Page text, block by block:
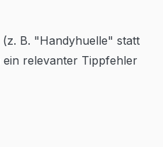
B. "Handyhuelle" statt
relevanter Tippfehler